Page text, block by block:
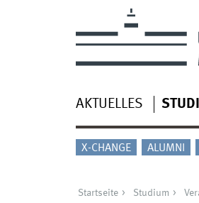
AKTUELLES
X-CHANGE ALUMNI
Startseite Studium